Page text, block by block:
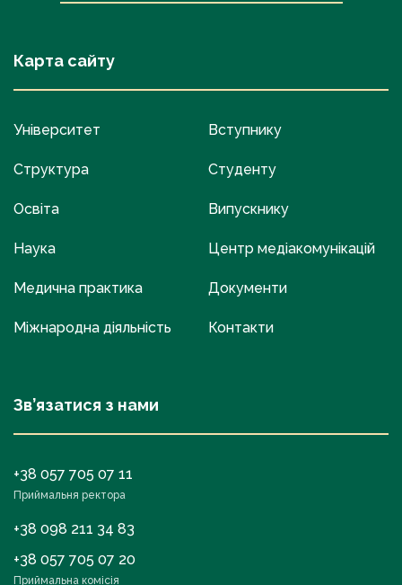
Карта сайту
Університет
Структура
Освіта
Наука
Медична практика
Міжнародна діяльність
Вступнику
Студенту
Випускнику
Центр медіакомунікацій
Документи
Контакти
Зв’язатися з нами
+38 057 705 07 11
Приймальня ректора
+38 098 211 34 83
+38 057 705 07 20
Приймальна комісія